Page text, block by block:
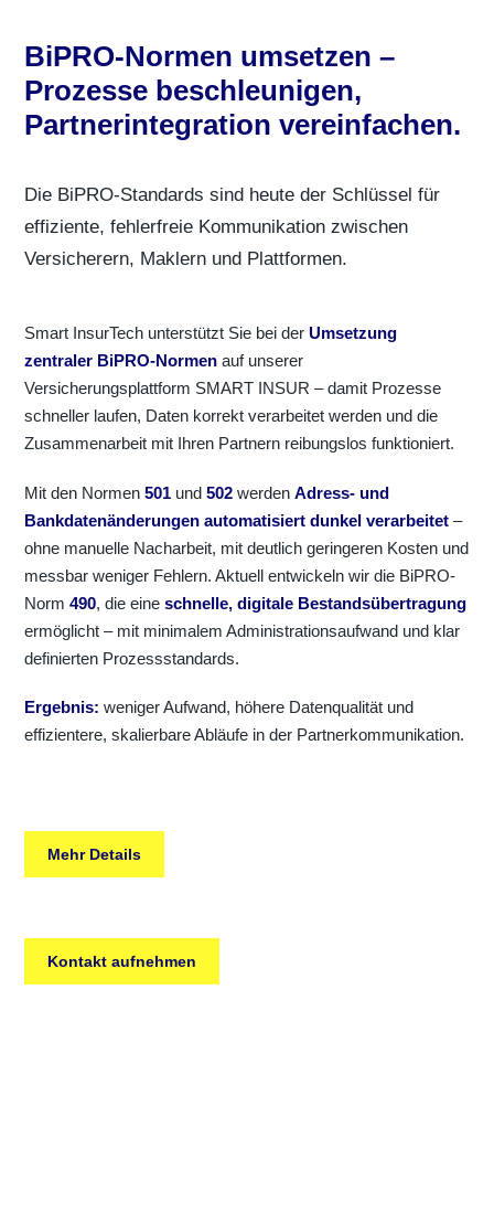
BiPRO-Normen umsetzen –
Prozesse beschleunigen,
Partnerintegration vereinfachen.
Die BiPRO-Standards sind heute der Schlüssel für
effiziente, fehlerfreie Kommunikation zwischen
Versicherern, Maklern und Plattformen.
Smart InsurTech unterstützt Sie bei derUmsetzung
zentraler BiPRO-Normen auf unserer
Versicherungsplattform SMART INSUR – damit Prozesse
schneller laufen, Daten korrekt verarbeitet werden und die
Zusammenarbeit mit Ihren Partnern reibungslos funktioniert.
Mit den Normen501 und502 werdenAdress- und
Bankdatenänderungen automatisiert dunkel verarbeitet –
ohne manuelle Nacharbeit, mit deutlich geringeren Kosten und
messbar weniger Fehlern. Aktuell entwickeln wir die BiPRO-
Norm490, die eineschnelle, digitale Bestandsübertragung
ermöglicht – mit minimalem Administrationsaufwand und klar
definierten Prozessstandards.
Ergebnis: weniger Aufwand, höhere Datenqualität und
effizientere, skalierbare Abläufe in der Partnerkommunikation.
Mehr Details
Kontakt aufnehmen